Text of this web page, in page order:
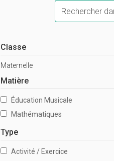
Mots-clés
Classe
Maternelle
Matière
Éducation Musicale
Mathématiques
Type
Activité / Exercice